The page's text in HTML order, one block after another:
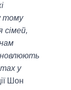
тому
сімей,
у
Шон